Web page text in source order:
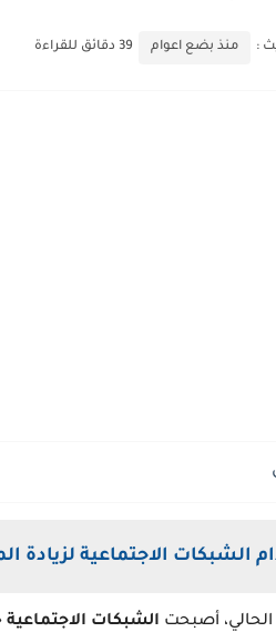
: منذ بضع اعوام 39 دقائق للقراءة
الشبكات الاجتماعية لزيادة
أصبحت الشبكات الاجتماعية